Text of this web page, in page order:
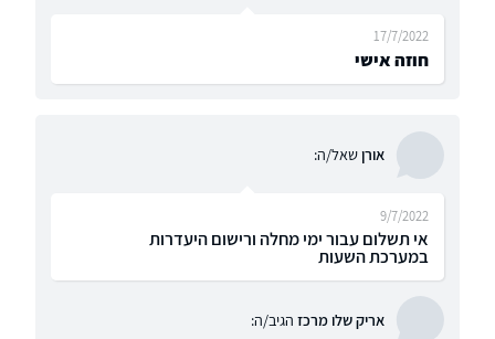
חוזה אישי
17/7/2022
אורןשאל/ה:
אי תשלום עבור ימי מחלה ורישום היעדרות
במערכת השעות
9/7/2022
אריק שלו מרכז הגיב/ה: